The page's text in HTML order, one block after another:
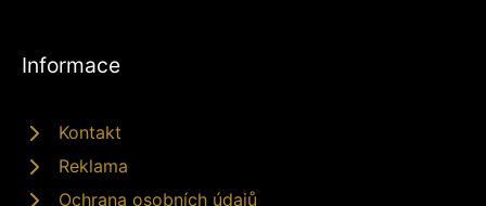
Informace
Kontakt
Reklama
Ochrana osobních údajů